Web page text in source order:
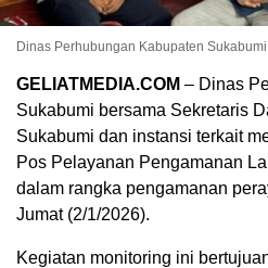
Dinas Perhubungan Kabupaten Sukabumi
GELIATMEDIA.COM – Dinas
Sukabumi bersama Sekretaris
Sukabumi dan instansi terkait
Pos Pelayanan Pengamanan
dalam rangka pengamanan
Jumat (2/1/2026).
Kegiatan monitoring ini